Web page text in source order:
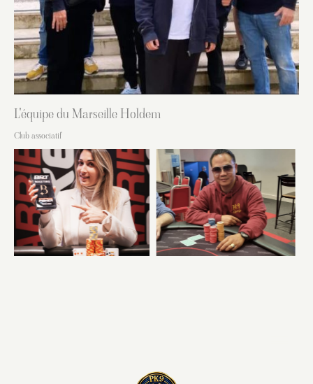
L'équipe du Marseille Holdem
Club associatif